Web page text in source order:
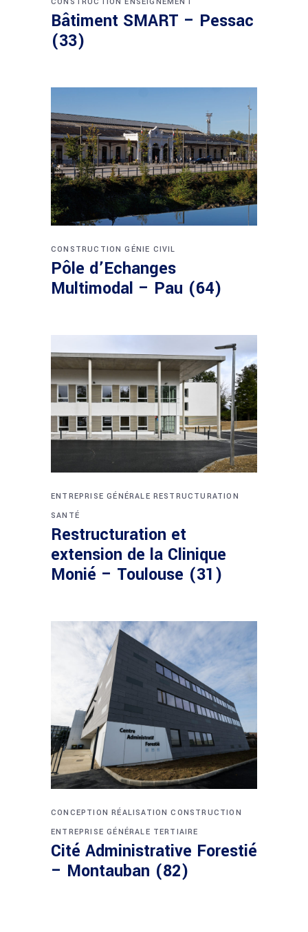
Bâtiment SMART – Pessac
(33)
CONSTRUCTION GÉNIE CIVIL
Pôle d’Echanges
Multimodal – Pau (64)
ENTREPRISE GÉNÉRALE RESTRUCTURATION
SANTÉ
Restructuration et
extension de la Clinique
Monié – Toulouse (31)
CONCEPTION RÉALISATION CONSTRUCTION
ENTREPRISE GÉNÉRALE TERTIAIRE
Cité Administrative Forestié
– Montauban (82)